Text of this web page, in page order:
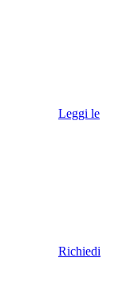
Leggi le
Richiedi